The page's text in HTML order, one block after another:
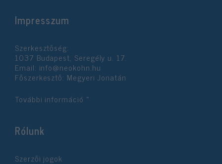
Impresszum
Szerkesztőség:
1037 Budapest, Seregély u. 17.
Email: info@neokohn.hu
Főszerkesztő: Megyeri Jonatán
További információ »
Rólunk
Szerzői jogok